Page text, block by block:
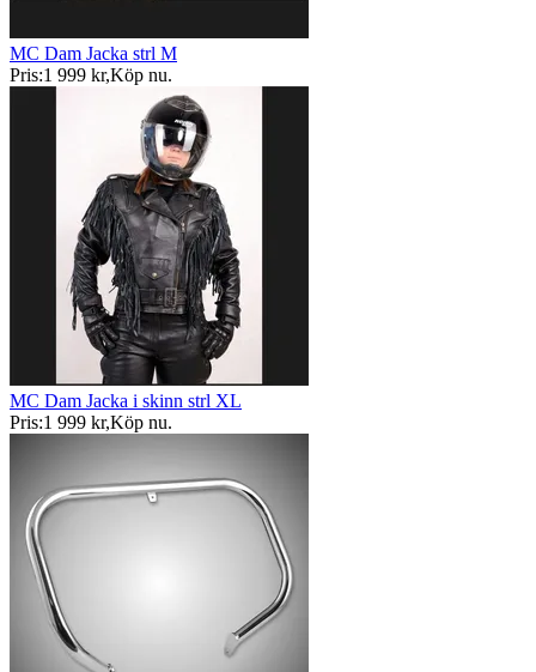
MC Dam Jacka strl M
Pris:1 999 kr,Köp nu.
MC Dam Jacka i skinn strl XL
Pris:1 999 kr,Köp nu.